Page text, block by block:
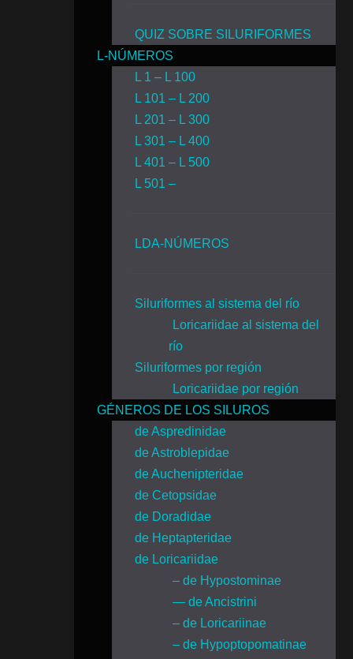
QUIZ SOBRE SILURIFORMES
L-NÚMEROS
L 1 – L 100
L 101 – L 200
L 201 – L 300
L 301 – L 400
L 401 – L 500
L 501 –
LDA-NÚMEROS
Siluriformes al sistema del río
Loricariidae al sistema del
río
Siluriformes por región
Loricariidae por región
GÉNEROS DE LOS SILUROS
de Aspredinidae
de Astroblepidae
de Auchenipteridae
de Cetopsidae
de Doradidae
de Heptapteridae
de Loricariidae
– de Hypostominae
— de Ancistrini
– de Loricariinae
– de Hypoptopomatinae